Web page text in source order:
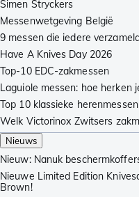
Simen Stryckers
Messenwetgeving België
9 messen die iedere
Have A Knives Day 2026
Top-10 EDC-zakmessen
Laguiole messen: hoe herken
Top 10 klassieke herenmessen
Welk Victorinox Zwitsers
Nieuws
Nieuw: Nanuk
Nieuwe Limited Edition
Brown!